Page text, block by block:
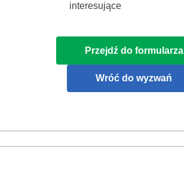
interesujące
Przejdź do formularza
Wróć do wyzwań